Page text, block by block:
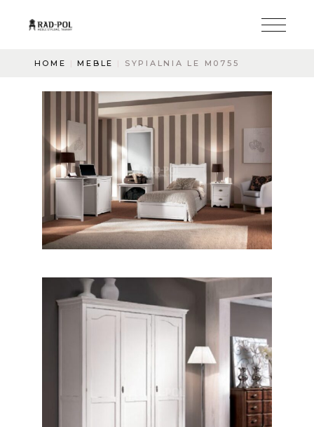
HOME MEBLE SYPIALNIA LE M0755